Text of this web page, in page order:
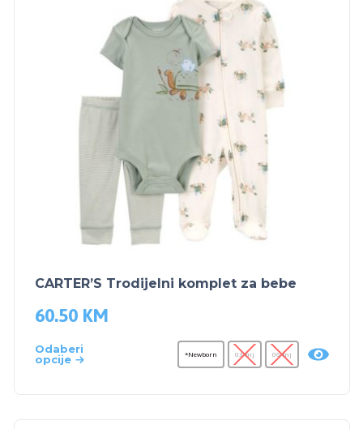
CARTER’S Trodijelni komplet za bebe
60.50 KM
Odaberi
opcije
*Newborn 03 mj 06 mj